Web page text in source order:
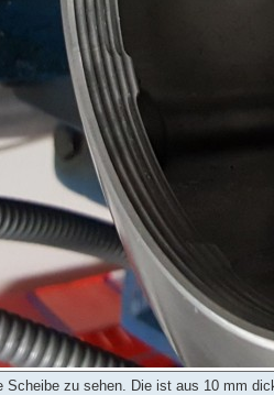
Scheibe zu sehen. Die ist aus 10 mm